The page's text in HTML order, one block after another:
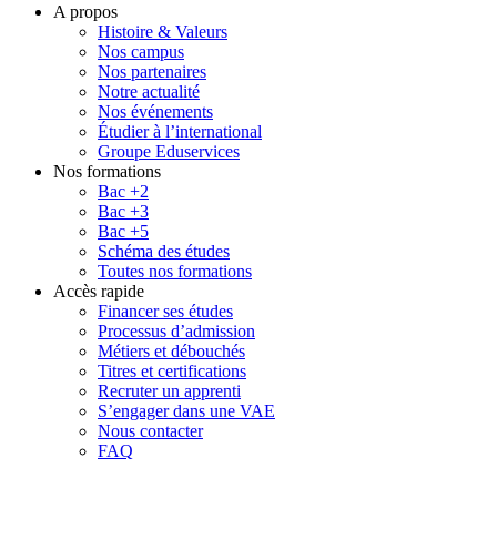
A propos
Histoire & Valeurs
Nos campus
Nos partenaires
Notre actualité
Nos événements
Étudier à l’international
Groupe Eduservices
Nos formations
Bac +2
Bac +3
Bac +5
Schéma des études
Toutes nos formations
Accès rapide
Financer ses études
Processus d’admission
Métiers et débouchés
Titres et certifications
Recruter un apprenti
S’engager dans une VAE
Nous contacter
FAQ